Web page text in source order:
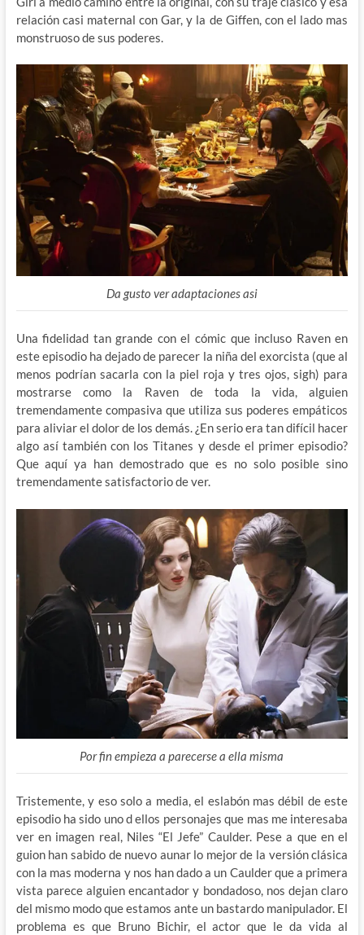
relación casi maternal con Gar, y la de Giffen, con el lado mas
monstruoso de sus poderes.
Da gusto ver adaptaciones asi
Una fidelidad tan grande con el cómic que incluso Raven en
este episodio ha dejado de parecer la niña del exorcista (que al
menos podrían sacarla con la piel roja y tres ojos, sigh) para
mostrarse como la Raven de toda la vida, alguien
tremendamente compasiva que utiliza sus poderes empáticos
para aliviar el dolor de los demás. ¿En serio era tan difícil hacer
algo así también con los Titanes y desde el primer episodio?
Que aquí ya han demostrado que es no solo posible sino
tremendamente satisfactorio de ver.
Por fin empieza a parecerse a ella misma
Tristemente, y eso solo a media, el eslabón mas débil de este
episodio ha sido uno d ellos personajes que mas me interesaba
ver en imagen real, Niles “El Jefe” Caulder. Pese a que en el
guion han sabido de nuevo aunar lo mejor de la versión clásica
con la mas moderna y nos han dado a un Caulder que a primera
vista parece alguien encantador y bondadoso, nos dejan claro
del mismo modo que estamos ante un bastardo manipulador. El
problema es que Bruno Bichir, el actor que le da vida al